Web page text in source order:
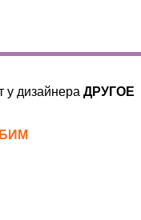
у дизайнера ДРУГОЕ